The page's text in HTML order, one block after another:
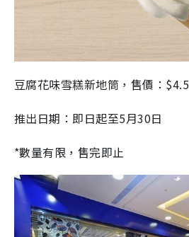
豆腐花味雪糕新地筒，售價：$4.5
推出日期：即日起至5月30日
*數量有限，售完即止